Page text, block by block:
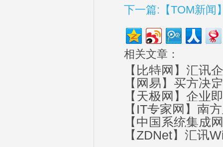
下一篇:【TOM新闻
相关文章：
【比特网】汇讯
【网易】买方决
【天极网】企业
【IT专家网】南
【中国系统集成
【ZDNet】汇讯